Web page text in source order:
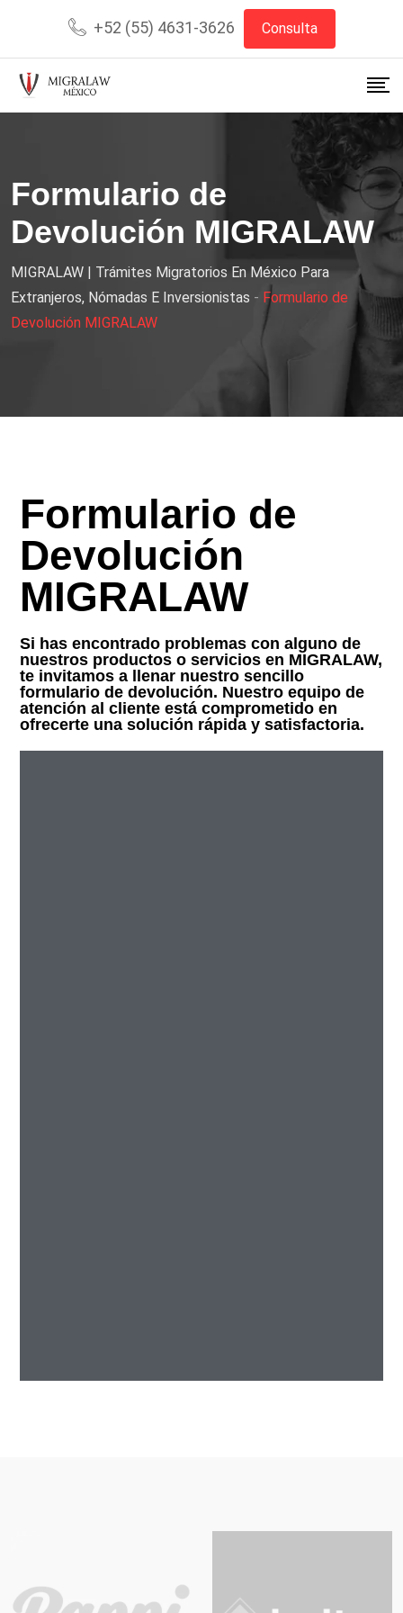
+52 (55) 4631-3626 Consulta
Formulario de
Devolución MIGRALAW
MIGRALAW | Trámites Migratorios En México Para
Extranjeros, Nómadas E Inversionistas - Formulario de
Devolución MIGRALAW
Formulario de
Devolución
MIGRALAW
Si has encontrado problemas con alguno de
nuestros productos o servicios en MIGRALAW,
te invitamos a llenar nuestro sencillo
formulario de devolución. Nuestro equipo de
atención al cliente está comprometido en
ofrecerte una solución rápida y satisfactoria.